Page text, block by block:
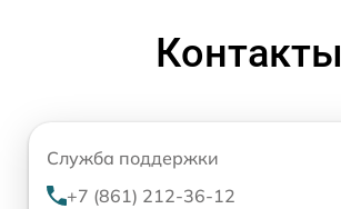
Контакты
Служба поддержки
+7 (861) 212-36-12